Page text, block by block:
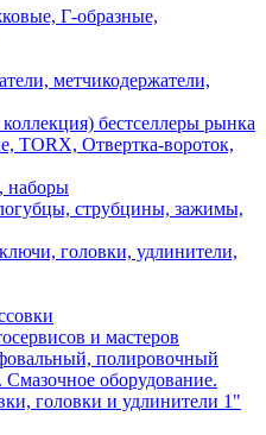
Г-образные,
метчикодержатели,
бестселлеры рынка
TORX, Отвертка-вороток,
наборы
струбцины, зажимы,
головки, удлинители,
и мастеров
полировочный
оборудование.
головки и удлинители 1"